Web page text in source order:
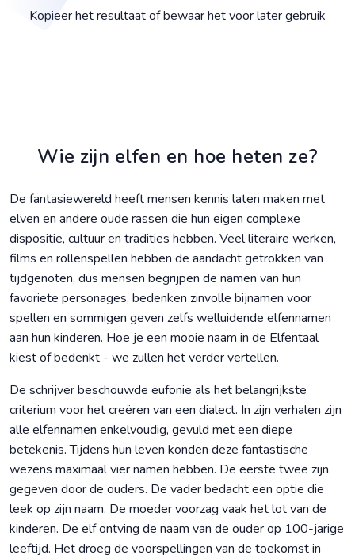
Kopieer het resultaat of bewaar het voor later gebruik
Wie zijn elfen en hoe heten ze?
De fantasiewereld heeft mensen kennis laten maken met
elven en andere oude rassen die hun eigen complexe
dispositie, cultuur en tradities hebben. Veel literaire werken,
films en rollenspellen hebben de aandacht getrokken van
tijdgenoten, dus mensen begrijpen de namen van hun
favoriete personages, bedenken zinvolle bijnamen voor
spellen en sommigen geven zelfs welluidende elfennamen
aan hun kinderen. Hoe je een mooie naam in de Elfentaal
kiest of bedenkt - we zullen het verder vertellen.
De schrijver beschouwde eufonie als het belangrijkste
criterium voor het creëren van een dialect. In zijn verhalen zijn
alle elfennamen enkelvoudig, gevuld met een diepe
betekenis. Tijdens hun leven konden deze fantastische
wezens maximaal vier namen hebben. De eerste twee zijn
gegeven door de ouders. De vader bedacht een optie die
leek op zijn naam. De moeder voorzag vaak het lot van de
kinderen. De elf ontving de naam van de ouder op 100-jarige
leeftijd. Het droeg de voorspellingen van de toekomst in